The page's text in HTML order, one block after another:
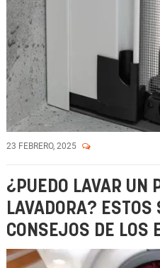
23 FEBRERO, 2025
¿PUEDO LAVAR UN
LAVADORA? ESTOS
CONSEJOS DE LOS